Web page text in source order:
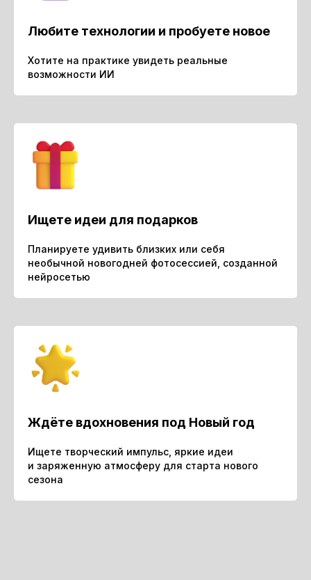
Любите технологии и пробуете новое
Хотите на практике увидеть реальные
возможности ИИ
Ищете идеи для подарков
Планируете удивить близких или себя
необычной новогодней фотосессией, созданной
нейросетью
Ждёте вдохновения под Новый год
Ищете творческий импульс, яркие идеи
и заряженную атмосферу для старта нового
сезона